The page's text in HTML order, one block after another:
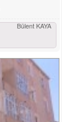
Bülent KAYA